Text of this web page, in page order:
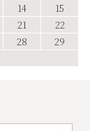
14
15
21
22
28
29